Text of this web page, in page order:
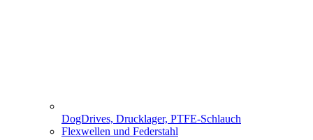
DogDrives, Drucklager, PTFE-Schlauch
Flexwellen und Federstahl